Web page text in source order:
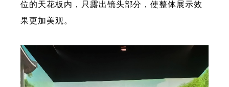
位的天花板内，只露出镜头部分，使整体展示效
果更加美观。